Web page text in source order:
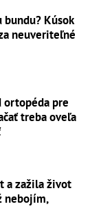
bundu? Kúsok
neuveriteľné
pre
treba oveľa
a zažila život
nebojím,